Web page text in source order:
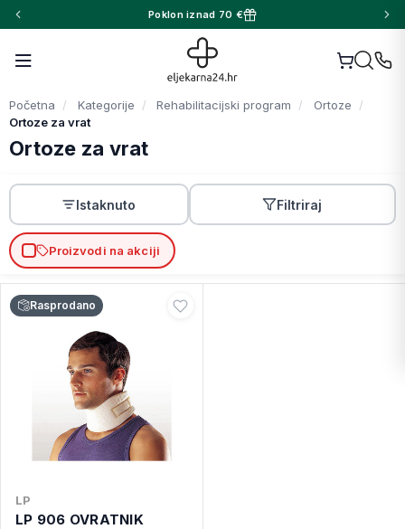
Poklon iznad 70 €
Početna Kategorije Rehabilitacijski program
Ortoze
Ortoze za vrat
Ortoze za vrat
Istaknuto Filtriraj
Proizvodi na akciji
Rasprodano
LP
LP 906 OVRATNIK